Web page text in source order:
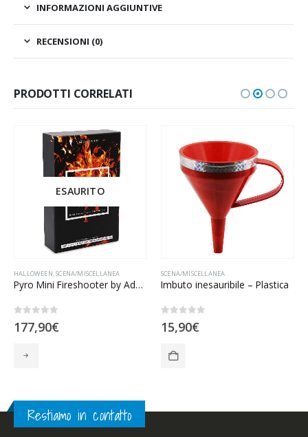
INFORMAZIONI AGGIUNTIVE
RECENSIONI (0)
PRODOTTI CORRELATI
ESAURITO
HALLOWEEN,SCENA/MISCELLANEA
Pyro Mini Fireshooter by Adam Wilber
177,90€
SCENA/MISCELLANEA
Imbuto inesauribile – Plastica
15,90€
Restiamo in contatto